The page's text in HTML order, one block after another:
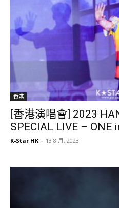
香港
[香港演唱會] 2023
SPECIAL LIVE – ONE
K-Star HK - 13 8 月, 2023